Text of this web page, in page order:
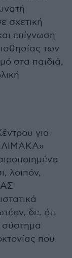
σχετική
επίγνωση
των
στα παιδιά,
για
λοιπόν,
δε, ότι
σύστημα
που